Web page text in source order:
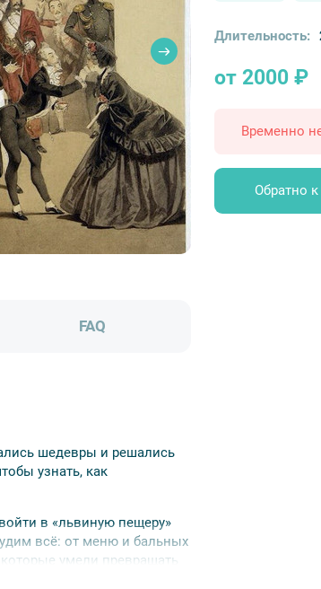
от 2000 ₽
Длительность:
Временно
Обратно
FAQ
шедевры и решались
узнать, как
в «львиную пещеру»
всё: от меню и бальных
умели превращать